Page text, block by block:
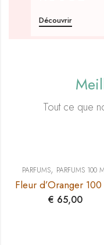
Découvrir
Tout ce que
PARFUMS, PARFUMS 100
Fleur d’Oranger
€ 65,00